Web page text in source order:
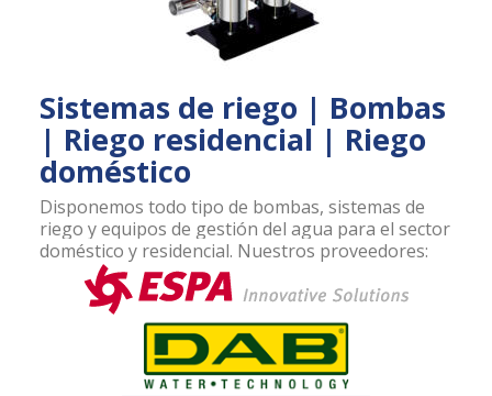
Sistemas de riego | Bombas
| Riego residencial | Riego
doméstico
Disponemos todo tipo de bombas, sistemas de
riego y equipos de gestión del agua para el sector
doméstico y residencial. Nuestros proveedores: